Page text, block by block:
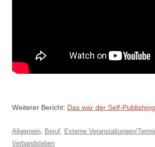
Weiterer Bericht: Das war der Self-
Allgemein Beruf Externe Veranstaltungen/
Verbandsleben